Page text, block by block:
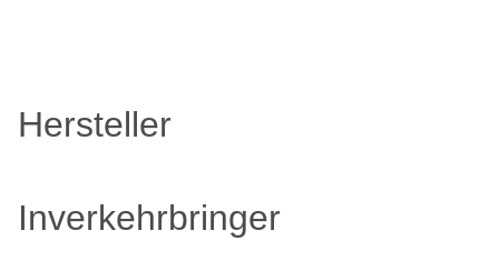
Hersteller
Inverkehrbringer